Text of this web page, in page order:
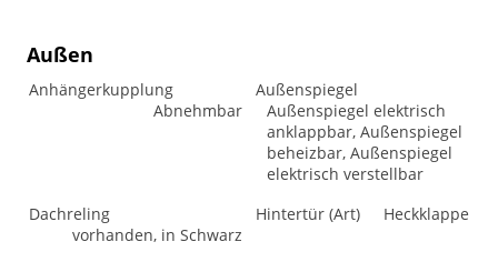
Außen
Anhängerkupplung
Abnehmbar
Außenspiegel
Außenspiegel elektrisch
anklappbar, Außenspiegel
beheizbar, Außenspiegel
elektrisch verstellbar
Dachreling
vorhanden, in Schwarz
Hintertür (Art) Heckklappe